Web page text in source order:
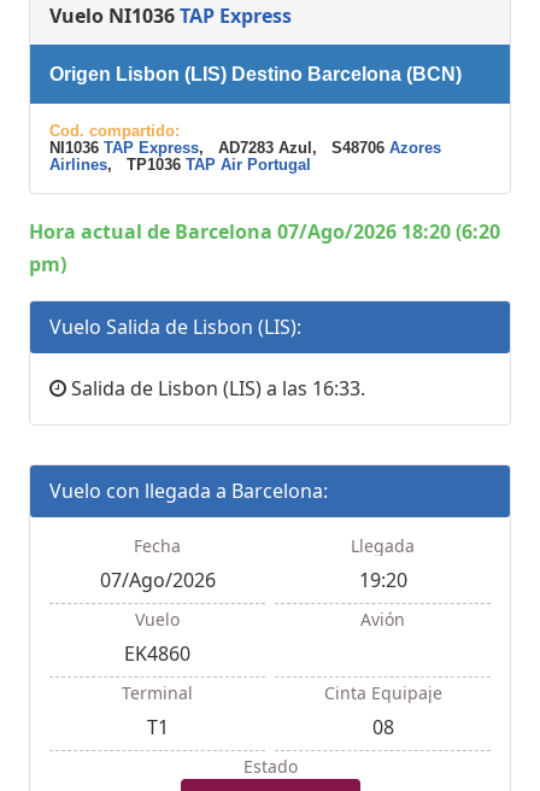
Vuelo NI1036TAP Express
Origen Lisbon (LIS) Destino Barcelona (BCN)
Cod. compartido:
NI1036 TAP Express, AD7283 Azul, S48706 Azores
Airlines, TP1036 TAP Air Portugal
Hora actual de Barcelona 07/Ago/2026 18:20 (6:20
pm)
Vuelo Salida de Lisbon (LIS):
Salida de Lisbon (LIS) a las 16:33.
Vuelo con llegada a Barcelona:
Fecha
07/Ago/2026
Llegada
19:20
Vuelo
EK4860
Avión
Terminal
T1
Cinta Equipaje
08
Estado